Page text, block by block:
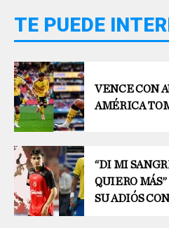
TE PUEDE
VENCE CON
AMÉRICA
“DI MI
QUIERO
SU ADIÓS